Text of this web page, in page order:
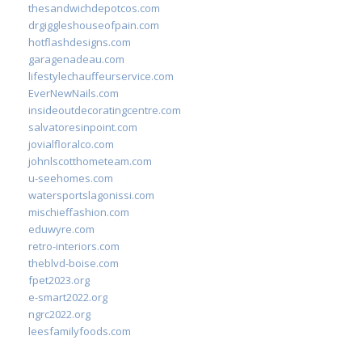
thesandwichdepotcos.com
drgiggleshouseofpain.com
hotflashdesigns.com
garagenadeau.com
lifestylechauffeurservice.com
EverNewNails.com
insideoutdecoratingcentre.com
salvatoresinpoint.com
jovialfloralco.com
johnlscotthometeam.com
u-seehomes.com
watersportslagonissi.com
mischieffashion.com
eduwyre.com
retro-interiors.com
theblvd-boise.com
fpet2023.org
e-smart2022.org
ngrc2022.org
leesfamilyfoods.com